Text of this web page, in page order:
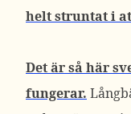
helt struntat i
Det är så här
fungerar.